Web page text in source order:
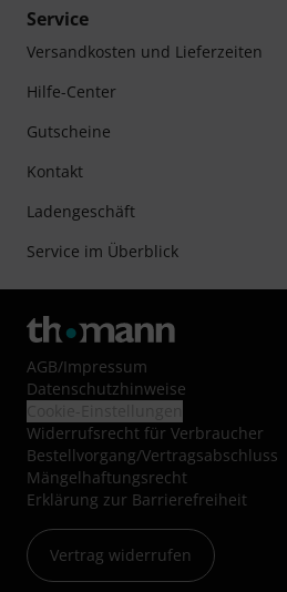
Service
Versandkosten und Lieferzeiten
Hilfe-Center
Gutscheine
Kontakt
Ladengeschäft
Service im Überblick
AGB/Impressum
Datenschutzhinweise
Widerrufsrecht für Verbraucher
Bestellvorgang/Vertragsabschluss
Mängelhaftungsrecht
Erklärung zur Barrierefreiheit
Vertrag widerrufen